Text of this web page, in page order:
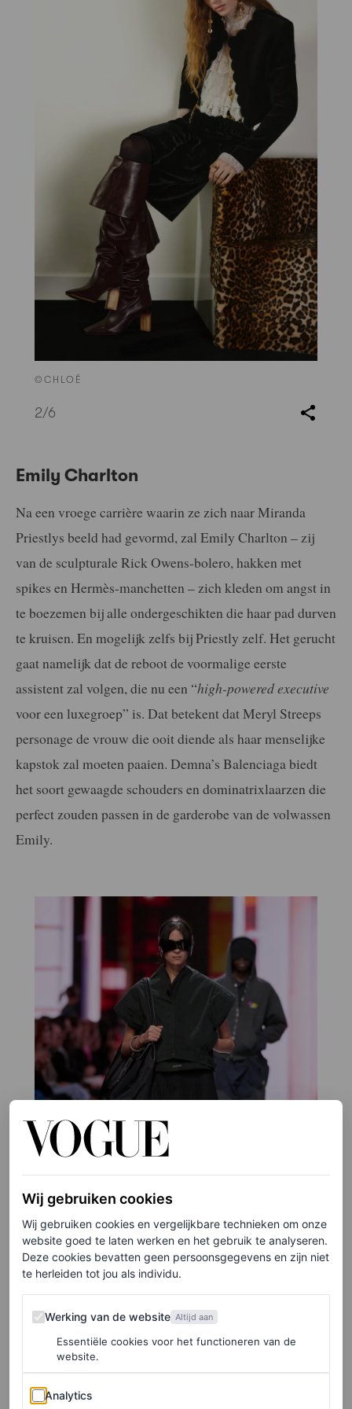
©CHLOÉ
2/6
Emily Charlton
Na een vroege carrière waarin ze zich naar Miranda
Priestlys beeld had gevormd, zal Emily Charlton – zij
van de sculpturale Rick Owens-bolero, hakken met
spikes en Hermès-manchetten – zich kleden om angst in
te boezemen bij alle ondergeschikten die haar pad durven
te kruisen. En mogelijk zelfs bij Priestly zelf. Het gerucht
gaat namelijk dat de reboot de voormalige eerste
assistent zal volgen, die nu een “high-powered executive
voor een luxegroep” is. Dat betekent dat Meryl Streeps
personage de vrouw die ooit diende als haar menselijke
kapstok zal moeten paaien. Demna’s Balenciaga biedt
het soort gewaagde schouders en dominatrixlaarzen die
perfect zouden passen in de garderobe van de volwassen
Emily.
©GORUNWAY
3/6
Wij gebruiken cookies
Wij gebruiken cookies en vergelijkbare technieken om onze
website goed te laten werken en het gebruik te analyseren.
Deze cookies bevatten geen persoonsgegevens en zijn niet
te herleiden tot jou als individu.
Werking van de website
Werking van de website Altijd aan
Essentiële cookies voor het functioneren van de
website.
Analytics
Analytics